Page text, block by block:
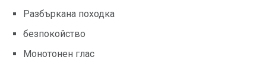
Разбъркана походка
безпокойство
Монотонен глас